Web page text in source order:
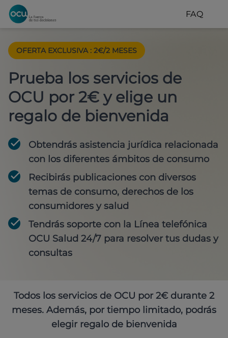
FAQ
OFERTA EXCLUSIVA : 2€/2 MESES
Prueba los servicios de
OCU por 2€ y elige un
regalo de bienvenida
Obtendrás asistencia jurídica relacionada
con los diferentes ámbitos de consumo
Recibirás publicaciones con diversos
temas de consumo, derechos de los
consumidores y salud
Tendrás soporte con la Línea telefónica
OCU Salud 24/7 para resolver tus dudas y
consultas
Todos los servicios de OCU por 2€ durante 2
meses. Además, por tiempo limitado, podrás
elegir regalo de bienvenida